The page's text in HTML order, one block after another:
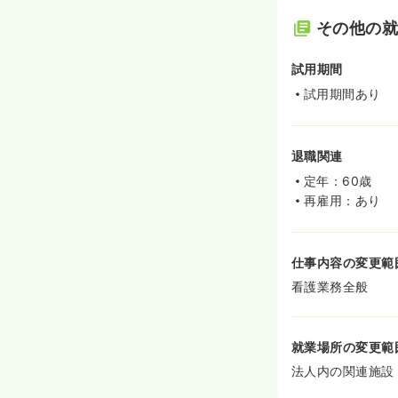
その他の
試用期間
試用期間あり
退職関連
定年：60歳
再雇用：あり
仕事内容の変更範
看護業務全般
就業場所の変更範
法人内の関連施設